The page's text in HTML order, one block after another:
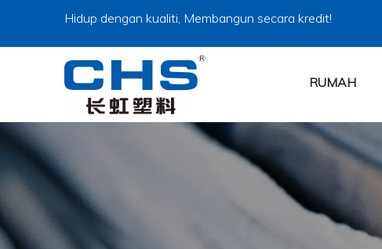
Hidup dengan kualiti, Membangun secara kredit!
RUMAH